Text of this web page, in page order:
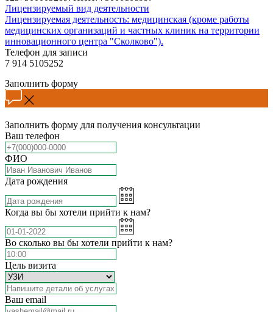
Лицензируемый вид деятельности
Лицензируемая деятельность: медицинская (кроме работы
медицинских организаций и частных клиник на территории
инновационного центра "Сколково").
Телефон для записи
7 914 5105252
Заполнить форму
Заполнить форму для получения консультации
Ваш телефон
ФИО
Дата рождения
Когда вы бы хотели прийти к нам?
Во сколько вы бы хотели прийти к нам?
Цель визита
Ваш email